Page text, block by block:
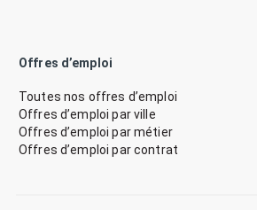
Offres d’emploi
Toutes nos offres d’emploi
Offres d’emploi par ville
Offres d’emploi par métier
Offres d’emploi par contrat